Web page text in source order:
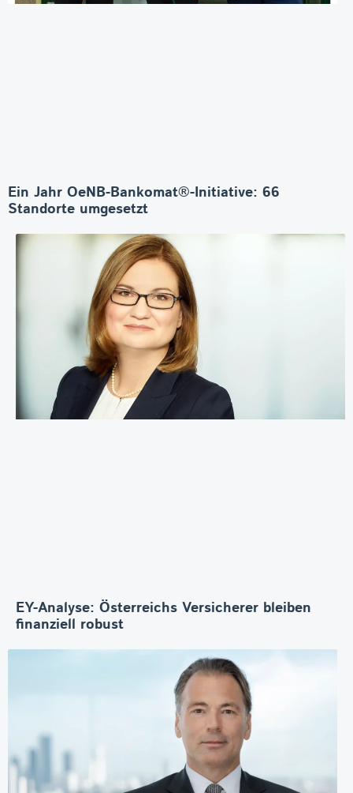
Ein Jahr OeNB-Bankomat®-Initiative: 66
Standorte umgesetzt
EY-Analyse: Österreichs Versicherer bleiben
finanziell robust